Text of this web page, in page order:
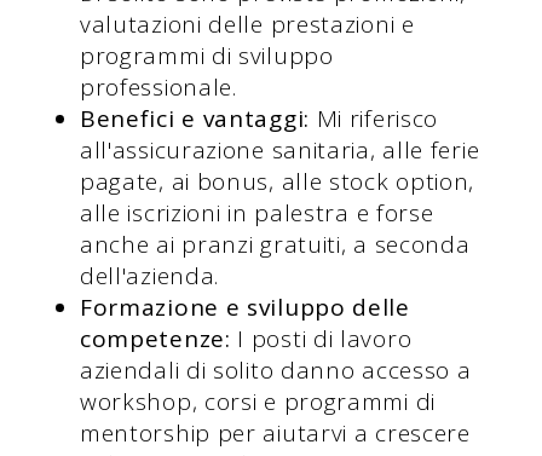
valutazioni delle prestazioni e
programmi di sviluppo
professionale.
Benefici e vantaggi: Mi riferisco
all'assicurazione sanitaria, alle ferie
pagate, ai bonus, alle stock option,
alle iscrizioni in palestra e forse
anche ai pranzi gratuiti, a seconda
dell'azienda.
Formazione e sviluppo delle
competenze: I posti di lavoro
aziendali di solito danno accesso a
workshop, corsi e programmi di
mentorship per aiutarvi a crescere